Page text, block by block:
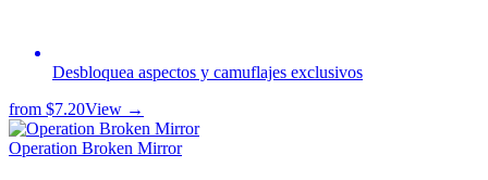
Desbloquea aspectos y camuflajes exclusivos
from $7.20View →
Operation Broken Mirror